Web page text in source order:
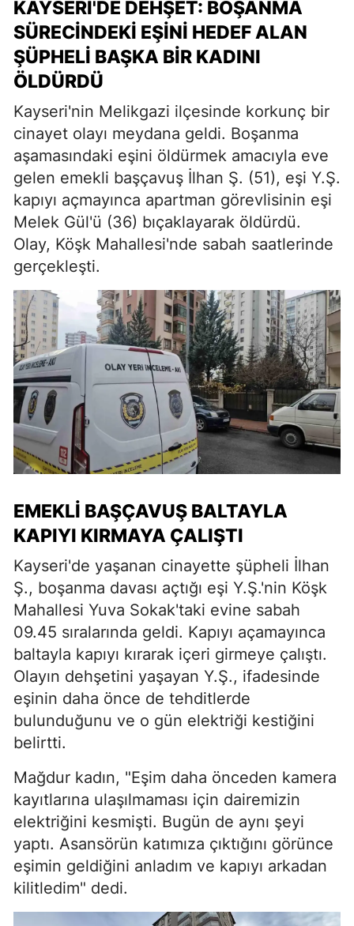
KAYSERI'DE DEHŞET: BOŞANMA
SÜRECINDEKI EŞINI HEDEF ALAN
ŞÜPHELI BAŞKA BIR KADINI
ÖLDÜRDÜ
Kayseri'nin Melikgazi ilçesinde korkunç bir
cinayet olayı meydana geldi. Boşanma
aşamasındaki eşini öldürmek amacıyla eve
gelen emekli başçavuş İlhan Ş. (51), eşi Y.Ş.
kapıyı açmayınca apartman görevlisinin eşi
Melek Gül'ü (36) bıçaklayarak öldürdü.
Olay, Köşk Mahallesi'nde sabah saatlerinde
gerçekleşti.
EMEKLI BAŞÇAVUŞ BALTAYLA
KAPIYI KIRMAYA ÇALIŞTI
Kayseri'de yaşanan cinayette şüpheli İlhan
Ş., boşanma davası açtığı eşi Y.Ş.'nin Köşk
Mahallesi Yuva Sokak'taki evine sabah
09.45 sıralarında geldi. Kapıyı açamayınca
baltayla kapıyı kırarak içeri girmeye çalıştı.
Olayın dehşetini yaşayan Y.Ş., ifadesinde
eşinin daha önce de tehditlerde
bulunduğunu ve o gün elektriği kestiğini
belirtti.
Mağdur kadın, "Eşim daha önceden kamera
kayıtlarına ulaşılmaması için dairemizin
elektriğini kesmişti. Bugün de aynı şeyi
yaptı. Asansörün katımıza çıktığını görünce
eşimin geldiğini anladım ve kapıyı arkadan
kilitledim" dedi.